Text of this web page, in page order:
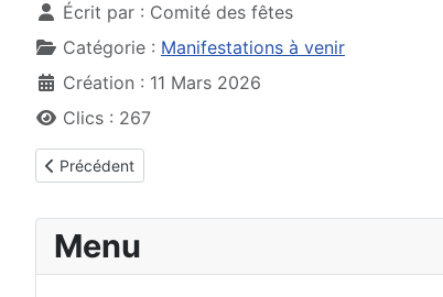
Menu
Écrit par : Comité des fêtes
Catégorie : Manifestations à venir
Création : 11 Mars 2026
Clics : 267
Article précédent : 31 octobre 2026 - HALLOWEEN
Précédent